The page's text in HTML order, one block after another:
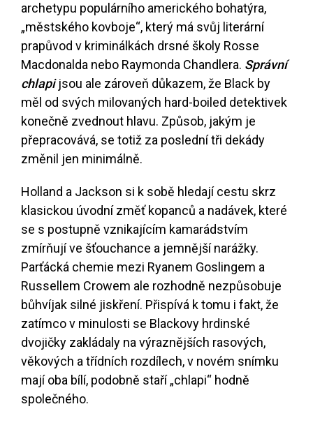
archetypu populárního amerického bohatýra,
„městského kovboje“, který má svůj literární
prapůvod v kriminálkách drsné školy Rosse
Macdonalda nebo Raymonda Chandlera. Správní
chlapijsou ale zároveň důkazem, že Black by
měl od svých milovaných hard-boiled detektivek
konečně zvednout hlavu. Způsob, jakým je
přepracovává, se totiž za poslední tři dekády
změnil jen minimálně.
Holland a Jackson si k sobě hledají cestu skrz
klasickou úvodní změť kopanců a nadávek, které
se s postupně vznikajícím kamarádstvím
zmírňují ve šťouchance a jemnější narážky.
Parťácká chemie mezi Ryanem Goslingem a
Russellem Crowem ale rozhodně nezpůsobuje
bůhvíjak silné jiskření. Přispívá k tomu i fakt, že
zatímco v minulosti se Blackovy hrdinské
dvojičky zakládaly na výraznějších rasových,
věkových a třídních rozdílech, v novém snímku
mají oba bílí, podobně staří „chlapi“ hodně
společného.